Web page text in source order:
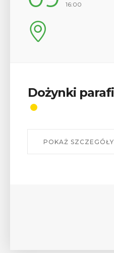
17:00
Wykład „Jak
odznaki na
W środę 12 sierpnia o